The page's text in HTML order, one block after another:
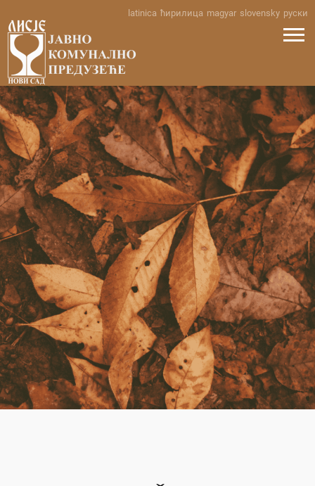
content
latinica ћирилица magyar slovensky руски